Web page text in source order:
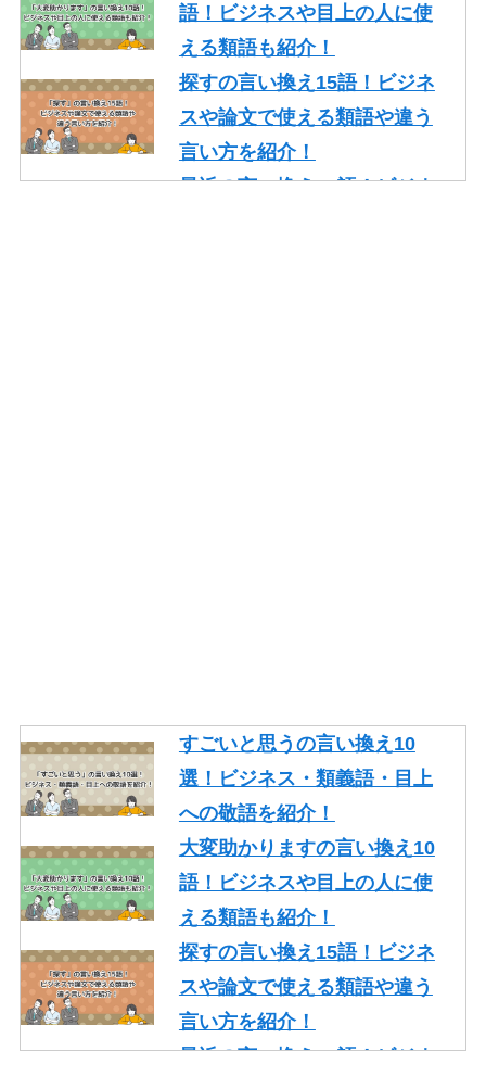
語！ビジネスや目上の人に使
える類語も紹介！
探すの言い換え15語！ビジネ
スや論文で使える類語や違う
言い方を紹介！
最近の言い換え15語！ビジネ
ジネスや論文で使える類語も
紹介！
忙しいの言い換え10語！ビジ
ネスやメールで使える丁寧な
類語を紹介！
すごいと思うの言い換え10
選！ビジネス・類義語・目上
への敬語を紹介！
大変助かりますの言い換え10
語！ビジネスや目上の人に使
える類語も紹介！
探すの言い換え15語！ビジネ
スや論文で使える類語や違う
言い方を紹介！
最近の言い換え15語！ビジネ